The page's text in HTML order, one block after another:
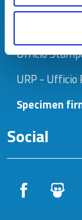
Ufficio
URP - Ufficio
Specimen
Social